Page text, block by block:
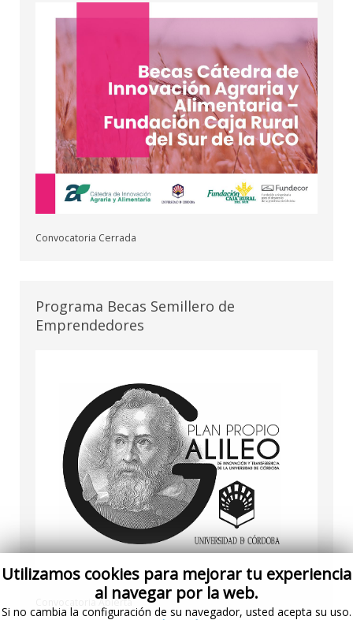
Convocatoria Cerrada
Programa Becas Semillero de
Emprendedores
Convocatoria Abierta
Utilizamos cookies para mejorar tu experiencia
al navegar por la web.
Si no cambia la configuración de su navegador, usted acepta su uso.